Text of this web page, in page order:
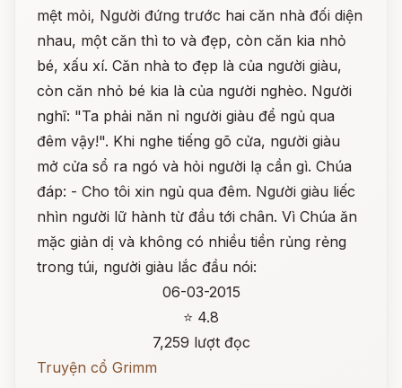
mệt mỏi, Người đứng trước hai căn nhà đối diện
nhau, một căn thì to và đẹp, còn căn kia nhỏ
bé, xấu xí. Căn nhà to đẹp là của người giàu,
còn căn nhỏ bé kia là của người nghèo. Người
nghĩ: "Ta phải năn nỉ người giàu để ngủ qua
đêm vậy!". Khi nghe tiếng gõ cửa, người giàu
mở cửa sổ ra ngó và hỏi người lạ cần gì. Chúa
đáp: - Cho tôi xin ngủ qua đêm. Người giàu liếc
nhìn người lữ hành từ đầu tới chân. Vì Chúa ăn
mặc giản dị và không có nhiều tiền rủng rẻng
trong túi, người giàu lắc đầu nói:
06-03-2015
⭐ 4.8
7,259 lượt đọc
Truyện cổ Grimm